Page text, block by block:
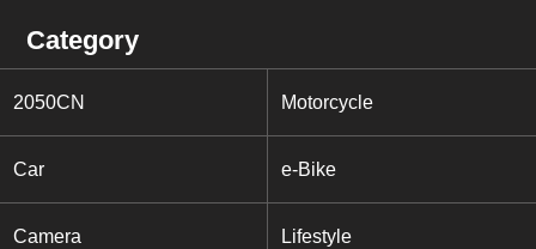
Category
2050CN Motorcycle
Car e-Bike
Camera Lifestyle